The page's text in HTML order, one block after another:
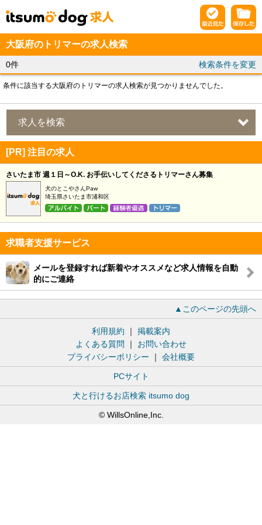
大阪府のトリマーの求人検索
0件 検索条件を変更
条件に該当する大阪府のトリマーの求人検索が見つかりませんでした。
求人を検索
[PR] 注目の求人
さいたま市 週１日～O.K. お手伝いしてくださるトリマーさん募集
犬のとこやさんPaw
埼玉県さいたま市浦和区
求職者支援サービス
メールを登録すれば新着やオススメなど求人情報を自動
的にご連絡
▲このページの先頭へ
利用規約 ｜ 掲載案内
よくある質問
｜ お問い合わせ
プライバシーポリシー ｜ 会社概要
PCサイト
犬と行けるお店検索 itsumo dog
© WillsOnline,Inc.